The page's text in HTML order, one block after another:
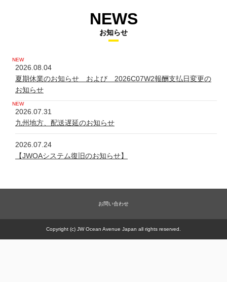
NEWS
お知らせ
2026.08.04
夏期休業のお知らせ および 2026C07W2報酬支払日変更の
お知らせ
2026.07.31
九州地方、配送遅延のお知らせ
2026.07.24
【JWOAシステム復旧のお知らせ】
システム不具合について
新規商品【太古の甕 細胞浴サロン営業権】販売一時休止の件
お問い合わせ
Copyright (c) JW Ocean Avenue Japan all rights reserved.